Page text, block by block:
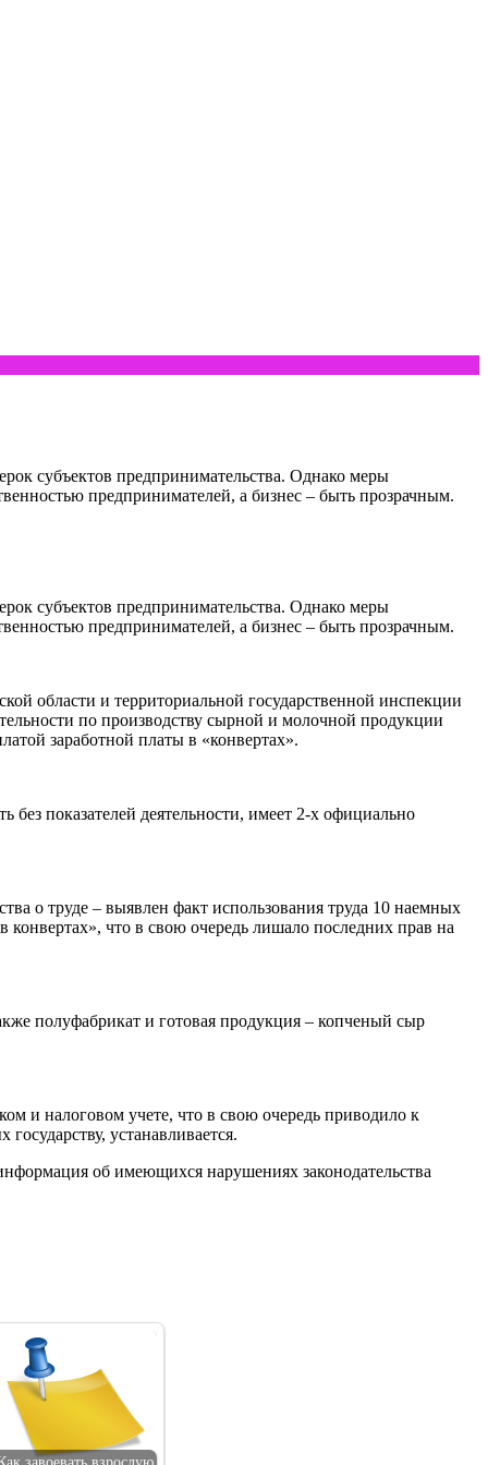
субъектов предпринимательства. Однако меры
предпринимателей, а бизнес – быть прозрачным.
субъектов предпринимательства. Однако меры
предпринимателей, а бизнес – быть прозрачным.
области и территориальной государственной инспекции
по производству сырной и молочной продукции
заработной платы в «конвертах».
показателей деятельности, имеет 2-х официально
о труде – выявлен факт использования труда 10 наемных
что в свою очередь лишало последних прав на
полуфабрикат и готовая продукция – копченый сыр
и налоговом учете, что в свою очередь приводило к
устанавливается.
об имеющихся нарушениях законодательства
завоевать взрослую